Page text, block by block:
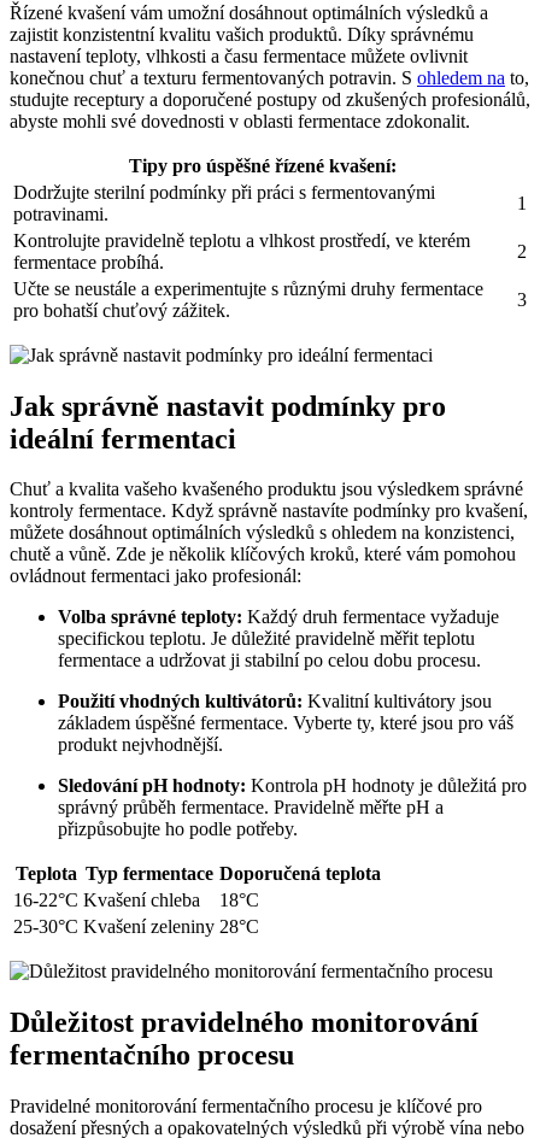
Řízené kvašení vám umožní dosáhnout optimálních výsledků a
zajistit konzistentní kvalitu vašich produktů. Díky správnému
nastavení teploty, vlhkosti a času fermentace můžete ovlivnit
konečnou chuť a texturu fermentovaných potravin. S ohledem na to,
studujte receptury a doporučené postupy od zkušených profesionálů,
abyste mohli své dovednosti v oblasti fermentace zdokonalit.
Tipy pro úspěšné řízené kvašení:
Dodržujte sterilní podmínky při práci s fermentovanými
potravinami.
1
Kontrolujte pravidelně teplotu a vlhkost prostředí, ve kterém
fermentace probíhá.
2
Učte se neustále a experimentujte s různými druhy fermentace
pro bohatší chuťový zážitek.
3
Jak správně nastavit podmínky pro
ideální fermentaci
Chuť a kvalita vašeho kvašeného produktu jsou výsledkem správné
kontroly fermentace. Když správně nastavíte podmínky pro kvašení,
můžete dosáhnout optimálních výsledků s ohledem na konzistenci,
chutě a vůně. Zde je několik klíčových kroků, které vám pomohou
ovládnout fermentaci jako profesionál:
Volba správné teploty: Každý druh fermentace vyžaduje
specifickou teplotu. Je důležité pravidelně měřit teplotu
fermentace a udržovat ji stabilní po celou dobu procesu.
Použití vhodných kultivátorů: Kvalitní kultivátory jsou
základem úspěšné fermentace. Vyberte ty, které jsou pro váš
produkt nejvhodnější.
Sledování pH hodnoty: Kontrola pH hodnoty je důležitá pro
správný průběh fermentace. Pravidelně měřte pH a
přizpůsobujte ho podle potřeby.
Teplota Typ fermentace Doporučená teplota
16-22°C Kvašení chleba
18°C
25-30°C Kvašení zeleniny 28°C
Důležitost pravidelného monitorování
fermentačního procesu
Pravidelné monitorování fermentačního procesu je klíčové pro
dosažení přesných a opakovatelných výsledků při výrobě vína nebo